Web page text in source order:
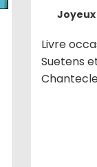
Livre
Suetens